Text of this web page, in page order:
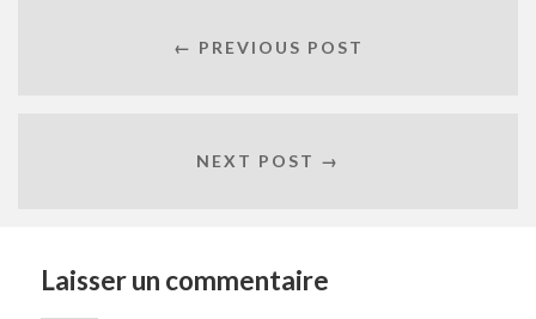
← PREVIOUS POST
NEXT POST →
Laisser un commentaire